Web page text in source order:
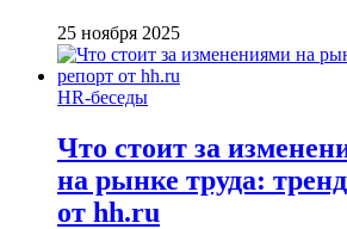
25 ноября 2025
HR-беседы
Что стоит за
на рынке труда:
от hh.ru